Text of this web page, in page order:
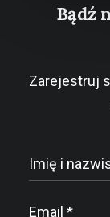
Bądź
Zarejestruj